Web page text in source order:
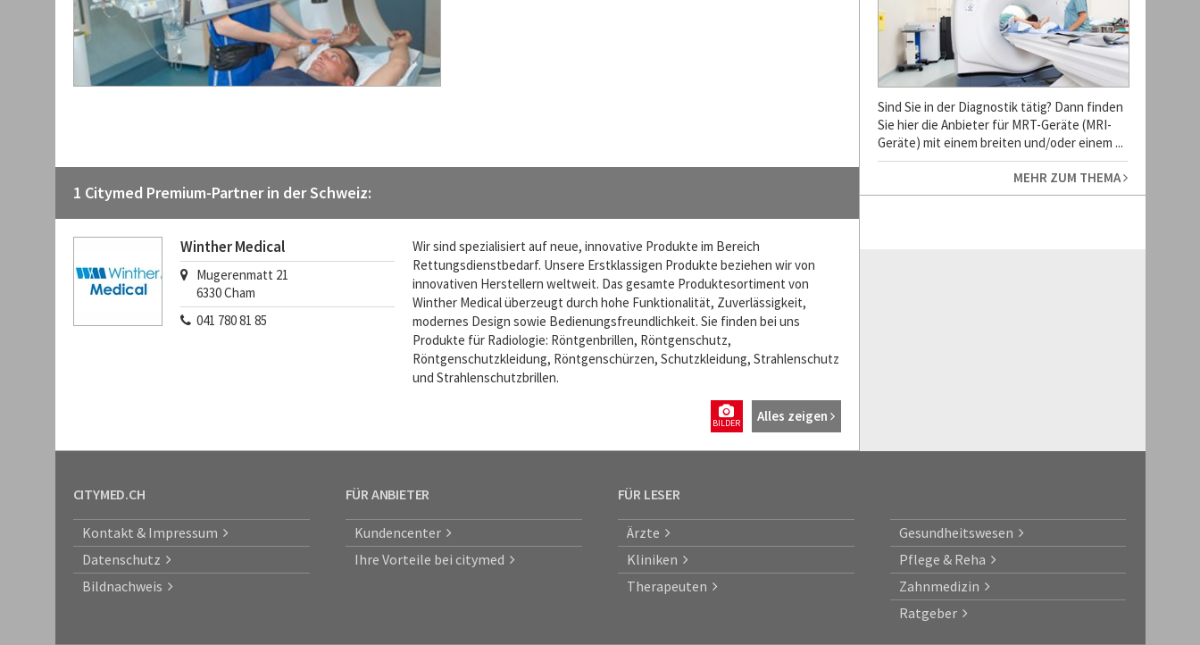
1 Citymed Premium-Partner in der Schweiz:
Winther Medical
Mugerenmatt 21
6330Cham
041 780 81 85
Wir sind spezialisiert auf neue, innovative Produkte im Bereich
Rettungsdienstbedarf. Unsere Erstklassigen Produkte beziehen wir von
innovativen Herstellern weltweit. Das gesamte Produktesortiment von
Winther Medical überzeugt durch hohe Funktionalität, Zuverlässigkeit,
modernes Design sowie Bedienungsfreundlichkeit. Sie finden bei uns
Produkte für Radiologie: Röntgenbrillen, Röntgenschutz,
Röntgenschutzkleidung, Röntgenschürzen, Schutzkleidung, Strahlenschutz
und Strahlenschutzbrillen.
Alles zeigen
BILDER
Sind Sie in der Diagnostik tätig? Dann finden
Sie hier die Anbieter für MRT-Geräte (MRI-
Geräte) mit einem breiten und/oder einem ...
MEHR ZUM THEMA
CITYMED.CH
Kontakt & Impressum
Datenschutz
Bildnachweis
FÜR ANBIETER
Kundencenter
Ihre Vorteile bei citymed
FÜR LESER
Ärzte
Kliniken
Therapeuten
Gesundheitswesen
Pflege & Reha
Zahnmedizin
Ratgeber